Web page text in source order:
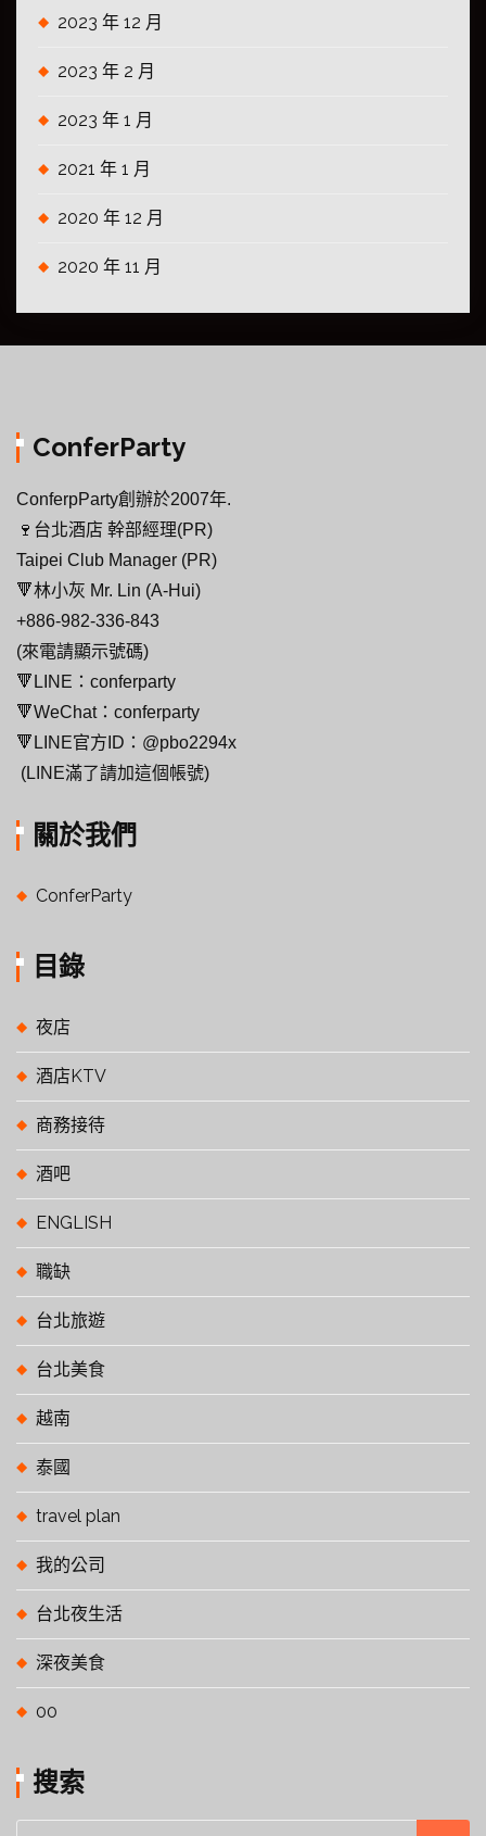
2023 年 12 月
2023 年 2 月
2023 年 1 月
2021 年 1 月
2020 年 12 月
2020 年 11 月
ConferParty
ConferpParty創辦於2007年.
🍷台北酒店 幹部經理(PR)
Taipei Club Manager (PR)
🔻林小灰 Mr. Lin (A-Hui)
+886-982-336-843
(來電請顯示號碼)
🔻LINE：conferparty
🔻WeChat：conferparty
🔻LINE官方ID：@pbo2294x
(LINE滿了請加這個帳號)
關於我們
ConferParty
目錄
夜店
酒店KTV
商務接待
酒吧
ENGLISH
職缺
台北旅遊
台北美食
越南
泰國
travel plan
我的公司
台北夜生活
深夜美食
00
搜索